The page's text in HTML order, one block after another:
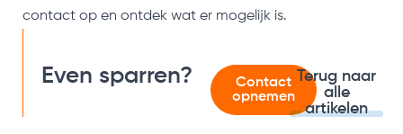
contact op en ontdek wat er mogelijk is.
Even sparren?
Contact
opnemen
Terug naar
alle
artikelen